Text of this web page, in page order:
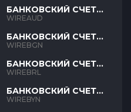
БАНКОВСКИЙ СЧЕТ
AUD
WIREAUD
БАНКОВСКИЙ СЧЕТ
BGN
WIREBGN
БАНКОВСКИЙ СЧЕТ
BRL
WIREBRL
БАНКОВСКИЙ СЧЕТ
BYN
WIREBYN